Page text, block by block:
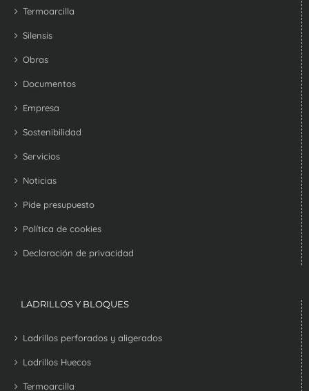
Termoarcilla
Silensis
Obras
Documentos
Empresa
Sostenibilidad
Servicios
Noticias
Pide presupuesto
Política de cookies
Declaración de privacidad
LADRILLOS Y BLOQUES
Ladrillos perforados y aligerados
Ladrillos Huecos
Termoarcilla